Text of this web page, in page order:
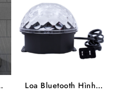
Loa Bluetooth Hình